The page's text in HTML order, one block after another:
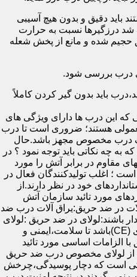
باید دقیق و بدون هیچ آسیبی
درزگیرها نسبت به حرارت
حجیم شده و مانع از پخش شعله
باید بدون گیر کردن کاملاً
این درب ها دارای ویژگی های
هستند؛ ضروری است تا درب
درب مخصوص مجهز باشد.حال
به چه نکاتی باید توجه نمود ؟ در
مقاوم در برابر آتش را مورد
؛ اغلب تولیدکنندگان فعال در
خود در نظر دارند.از
مورد تائید سازمان آتش
در ضد حریق:یراق آلات درب ضد
باشند:لولای در ضد حریق :لولای
این درب ها باید دارای نشان سی ای (CE)باشد تا سلامت،ایمنی و
اساسی مورد تائید
از لولای مخصوص درب ضد حریق
است که دچار پوسیدگی،چرخش